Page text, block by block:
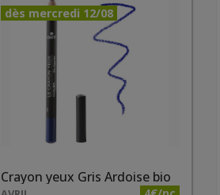
dès mercredi 12/08
Crayon yeux Gris Ardoise bio